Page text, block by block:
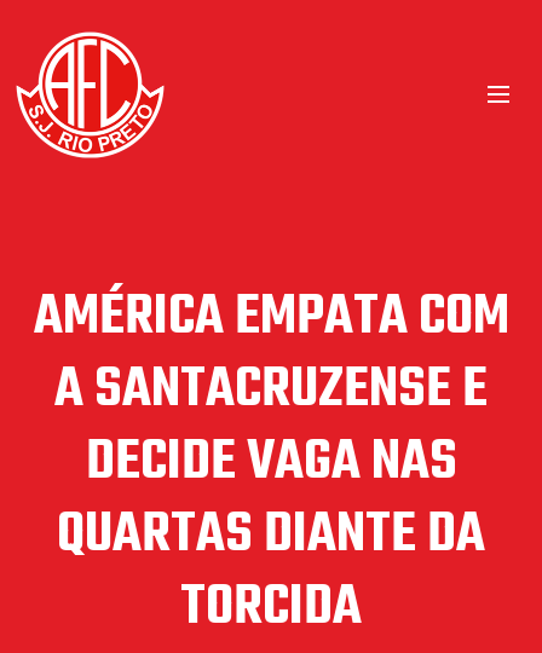
AMÉRICA EMPATA COM
A SANTACRUZENSE E
DECIDE VAGA NAS
QUARTAS DIANTE DA
TORCIDA